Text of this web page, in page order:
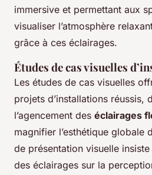
immersive et permettant aux
visualiser l’atmosphère
grâce à ces éclairages.
Études de cas visuelles
Les études de cas visuelles
projets d’installations réussis,
l’agencement des éclairages
magnifier l’esthétique globale
de présentation visuelle
des éclairages sur la